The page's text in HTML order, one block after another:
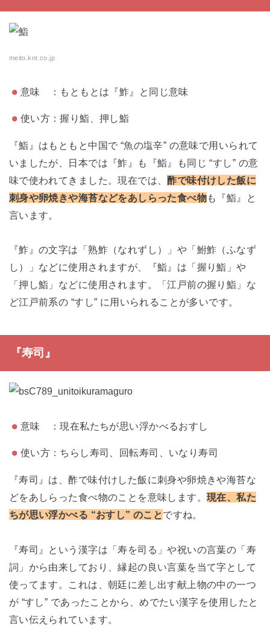
meito.knt.co.jp
意味 ：もともとは『鮓』と同じ意味
使い方：握り鮨、押し鮨
『鮨』はもともと中国で “魚の塩辛” の意味で用いられて
いましたが、日本では『鮓』も『鮨』も同じ “すし” の意
味で使われてきました。現在では、酢で味付けした飯に
刺身や卵焼きや海苔などをあしらった食べ物も『鮨』と
言います。
『鮓』の文字は「熟鮓（なれずし）」や「鮒鮓（ふなず
し）」などに使用されますが、『鮨』は「握り鮨」や
「押し鮨」などに使用されます。「江戸前の握り鮨」な
ど江戸前系の “すし” に用いられることが多いです。
『寿司』
意味 ：現在私たちが思い浮かべるおすし
使い方：ちらし寿司、回転寿司、いなり寿司
『寿司』は、酢で味付けした飯に刺身や卵焼きや海苔な
どをあしらった食べ物のことを意味します。現在、私た
ちが思い浮かべる “おすし” のことですね。
『寿司』という漢字は「寿を司る」や祝いの言葉の「寿
詞」から由来しており、縁起の良い言葉を当て字として
使ってます。これは、朝廷に差し出す献上物の中の一つ
が “すし” であったことから、めでたい漢字を使用したと
言い伝えられています。